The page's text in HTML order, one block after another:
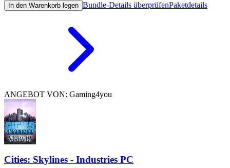
In den Warenkorb legen Bundle-Details überprüfenPaketdetails
ANGEBOT VON: Gaming4you
Cities: Skylines - Industries PC